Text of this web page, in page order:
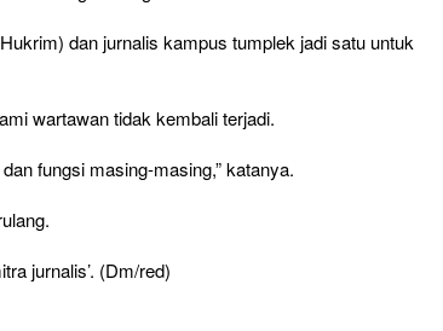
dan jurnalis kampus tumplek jadi satu untuk
wartawan tidak kembali terjadi.
fungsi masing-masing,” katanya.
jurnalis’. (Dm/red)